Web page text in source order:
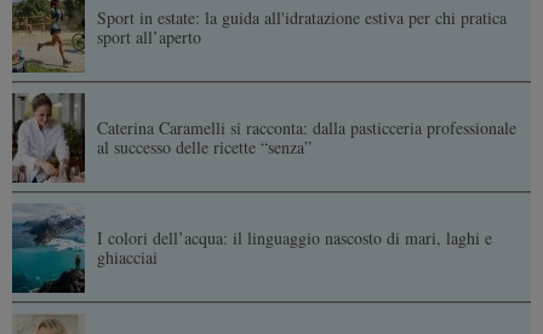
Sport in estate: la guida all'idratazione estiva per chi pratica
sport all’aperto
Caterina Caramelli si racconta: dalla pasticceria professionale
al successo delle ricette “senza”
I colori dell’acqua: il linguaggio nascosto di mari, laghi e
ghiacciai